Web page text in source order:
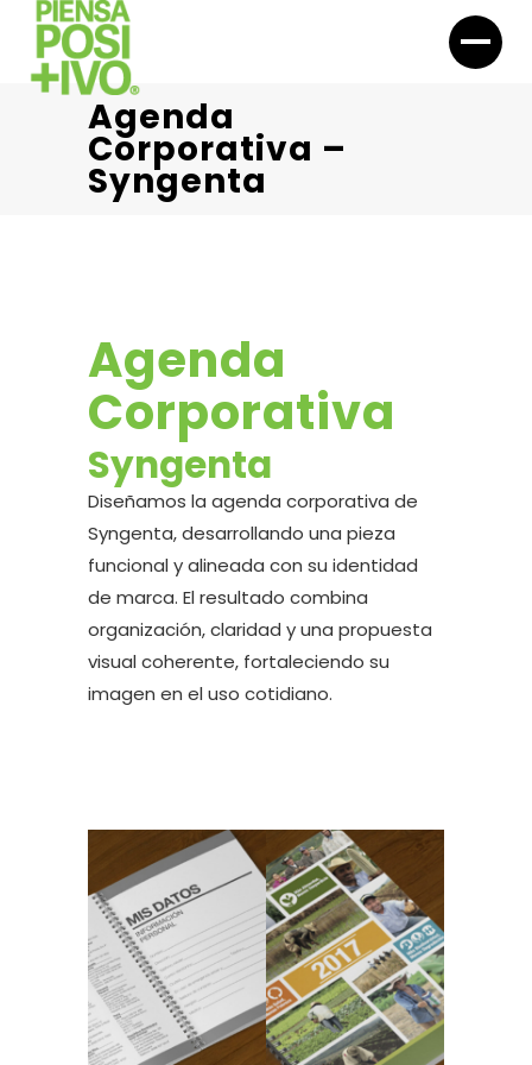
Agenda
Corporativa –
Syngenta
Agenda
Corporativa
Syngenta
Diseñamos la agenda corporativa de
Syngenta, desarrollando una pieza
funcional y alineada con su identidad
de marca. El resultado combina
organización, claridad y una propuesta
visual coherente, fortaleciendo su
imagen en el uso cotidiano.